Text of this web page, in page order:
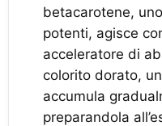
betacarotene,
potenti, agisce
acceleratore di
colorito dorato,
accumula
preparandola